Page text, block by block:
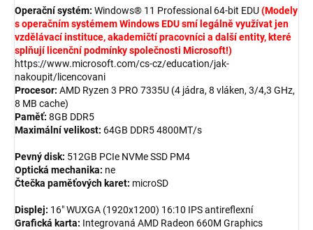
Operační systém: Windows® 11 Professional 64-bit EDU(Modely
s operačním systémem Windows EDU smí legálně využívat jen
vzdělávací instituce, akademičtí pracovníci a další entity, které
splňují licenční podmínky společnosti Microsoft!)
https://www.microsoft.com/cs-cz/education/jak-
nakoupit/licencovani
Procesor: AMD Ryzen 3 PRO 7335U (4 jádra, 8 vláken, 3/4,3 GHz,
8 MB cache)
Paměť: 8GB DDR5
Maximální velikost: 64GB DDR5 4800MT/s
Pevný disk: 512GB PCIe NVMe SSD PM4
Optická mechanika: ne
Čtečka paměťových karet: microSD
Displej: 16" WUXGA (1920x1200) 16:10 IPS antireflexní
Grafická karta: Integrovaná AMD Radeon 660M Graphics